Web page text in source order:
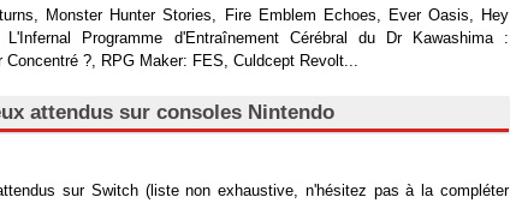
Monster Hunter Stories, Fire Emblem Echoes, Ever Oasis, Hey
Programme d'Entraînement Cérébral du Dr Kawashima :
Concentré ?, RPG Maker: FES, Culdcept Revolt...
attendus sur consoles Nintendo
sur Switch (liste non exhaustive, n'hésitez pas à la compléter